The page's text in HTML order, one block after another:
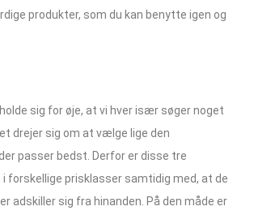
produkter, som du kan benytte igen og
sig for øje, at vi hver især søger noget
drejer sig om at vælge lige den
passer bedst. Derfor er disse tre
forskellige prisklasser samtidig med, at de
adskiller sig fra hinanden. På den måde er